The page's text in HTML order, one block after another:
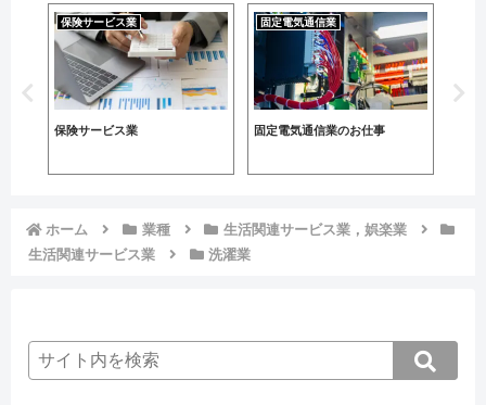
保険サービス業
保険サービス業
固定電気通信業
固定電気通信業のお仕事
ホーム 業種
生活関連サービス業，娯楽業
生活関連サービス業
洗濯業